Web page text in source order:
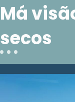
Má
secos